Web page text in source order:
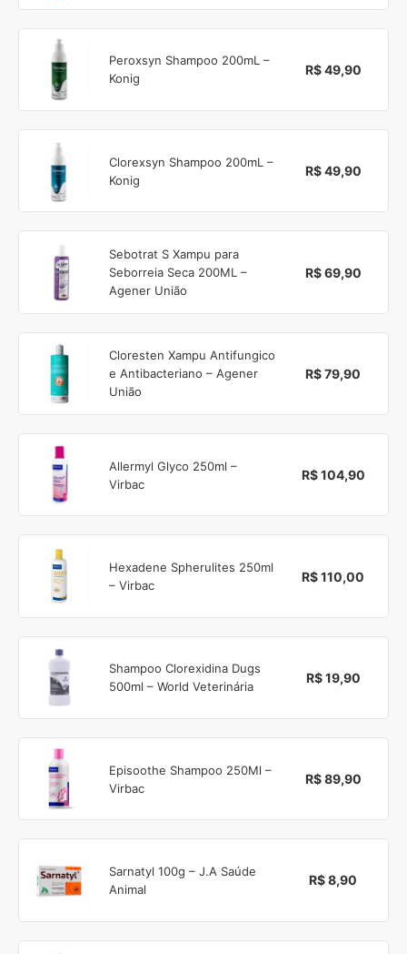
Peroxsyn Shampoo 200mL –
Konig
R$ 49,90
Clorexsyn Shampoo 200mL –
Konig
R$ 49,90
Sebotrat S Xampu para
Seborreia Seca 200ML –
Agener União
R$ 69,90
Cloresten Xampu Antifungico
e Antibacteriano – Agener
União
R$ 79,90
Allermyl Glyco 250ml –
Virbac
R$ 104,90
Hexadene Spherulites 250ml
– Virbac
R$ 110,00
Shampoo Clorexidina Dugs
500ml – World Veterinária
R$ 19,90
Episoothe Shampoo 250Ml –
Virbac
R$ 89,90
Sarnatyl 100g – J.A Saúde
Animal
R$ 8,90